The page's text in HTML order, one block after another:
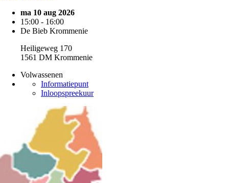
ma 10 aug 2026
15:00 - 16:00
De Bieb Krommenie
Heiligeweg 170
1561 DM Krommenie
Volwassenen
Informatiepunt
Inloopspreekuur